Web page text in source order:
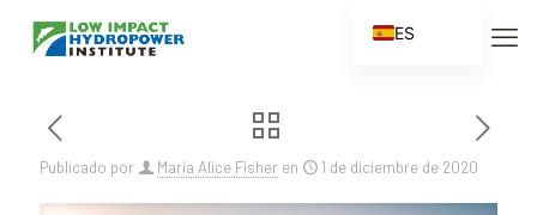
Publicado por María Alice Fisher en 1 de diciembre de 2020
ES